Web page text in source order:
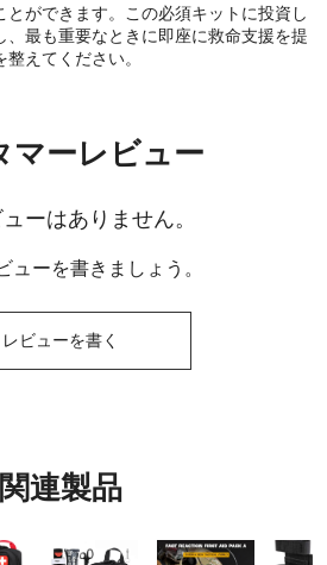
ができます。この必須キットに投資し
、最も重要なときに即座に救命支援を提
えてください。
マーレビュー
ーはありません。
ューを書きましょう。
レビューを書く
関連製品